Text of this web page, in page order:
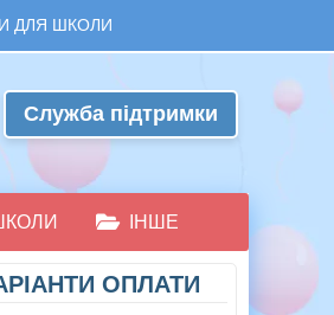
ДЛЯ ШКОЛИ
Служба підтримки
ІНШЕ
ОПЛАТИ